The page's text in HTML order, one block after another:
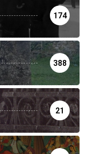
174
388
21